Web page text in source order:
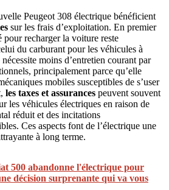
Peugeot 308 électrique bénéficient
sur les frais d’exploitation. En premier
pour recharger la voiture reste
du carburant pour les véhicules à
moins d’entretien courant par
principalement parce qu’elle
mobiles susceptibles de s’user
les taxes et assurances peuvent souvent
les véhicules électriques en raison de
réduit et des incitations
Ces aspects font de l’électrique une
à long terme.
500 abandonne l'électrique pour
décision surprenante qui va vous